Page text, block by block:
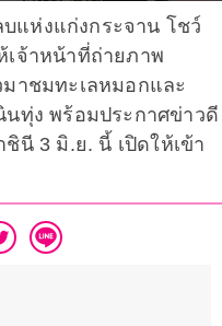
บแห่งแก่งกระจาน โชว์
จ้าหน้าที่ถ่ายภาพ
าชมทะเลหมอกและ
ทุ่ง พร้อมประกาศข่าวดี
นี 3 มิ.ย. นี้ เปิดให้เข้า